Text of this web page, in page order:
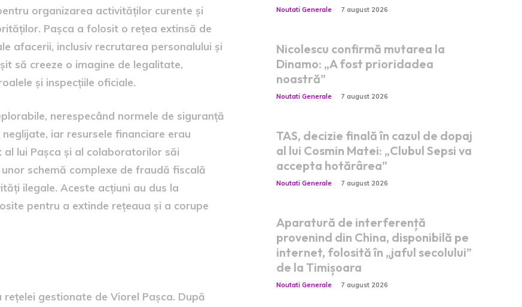
organizarea activităților curente și
Pașca a folosit o rețea extinsă de
afacerii, inclusiv recrutarea personalului și
să creeze o imagine de legalitate,
și inspecțiile oficiale.
nerespecând normele de siguranță
iar resursele financiare erau
lui Pașca și al colaboratorilor săi
schemă complexe de fraudă fiscală
ilegale. Aceste acțiuni au dus la
pentru a extinde rețeaua și a corupe
gestionate de Viorel Pașca. După
Noutati Generale 7 august 2026
Nicolescu confirmă mutarea la
Dinamo: „A fost prioridadea
noastră”
Noutati Generale 7 august 2026
TAS, decizie finală în cazul de dopaj
al lui Cosmin Matei: „Clubul Sepsi va
accepta hotărârea”
Noutati Generale 7 august 2026
Aparatură de interferență
provenind din China, disponibilă pe
internet, folosită în „jaful secolului”
de la Timișoara
Noutati Generale 7 august 2026